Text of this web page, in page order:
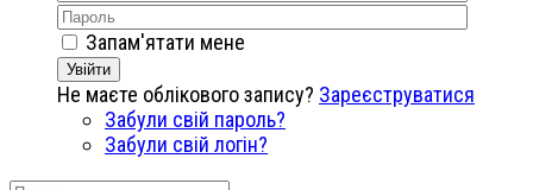
Запам'ятати мене
Увійти
Не маєте облікового запису? Зареєструватися
Забули свій пароль?
Забули свій логін?